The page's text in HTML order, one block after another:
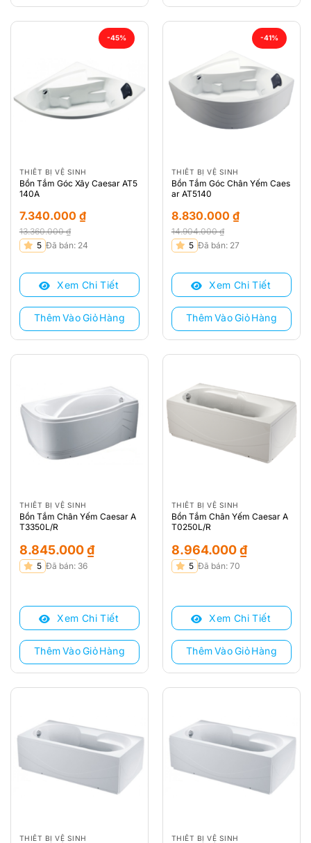
-45%
THIẾT BỊ VỆ SINH
Bồn Tắm Góc Xây Caesar AT5
140A
13.360.000₫
Giá
là:
13.360.000 ₫.
7.340.000 ₫
Giá
tại
7.340.000 ₫.
5 Đã bán: 24
Xem Chi Tiết
Thêm Vào Giỏ Hàng
-41%
THIẾT BỊ VỆ SINH
Bồn Tắm Góc Chân Yếm Caes
ar AT5140
14.904.000₫
Giá
là:
14.904.000 ₫.
8.830.000 ₫
Giá
tại
8.830.000 ₫.
5 Đã bán: 27
Xem Chi Tiết
Thêm Vào Giỏ Hàng
THIẾT BỊ VỆ SINH
Bồn Tắm Chân Yếm Caesar A
T3350L/R
8.845.000₫
5 Đã bán: 36
Xem Chi Tiết
Thêm Vào Giỏ Hàng
THIẾT BỊ VỆ SINH
Bồn Tắm Chân Yếm Caesar A
T0250L/R
8.964.000₫
5 Đã bán: 70
Xem Chi Tiết
Thêm Vào Giỏ Hàng
THIẾT BỊ VỆ SINH THIẾT BỊ VỆ SINH